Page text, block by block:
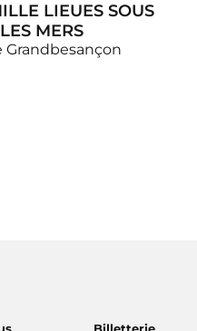
LIEUES SOUS
LES MERS
Grandbesançon